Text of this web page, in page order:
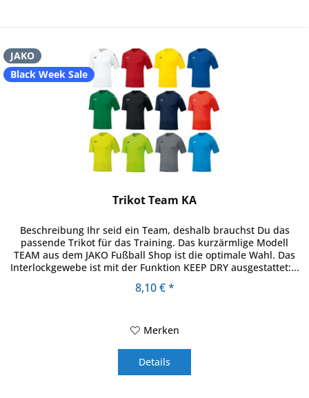
JAKO
Black Week Sale
Trikot Team KA
Beschreibung Ihr seid ein Team, deshalb brauchst Du das
passende Trikot für das Training. Das kurzärmlige Modell
TEAM aus dem JAKO Fußball Shop ist die optimale Wahl. Das
Interlockgewebe ist mit der Funktion KEEP DRY ausgestattet:...
8,10 € *
Merken
Details